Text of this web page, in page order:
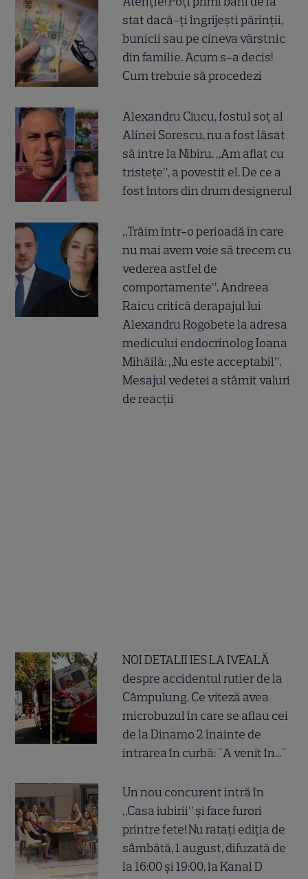
stat dacă-ți îngrijești părinții,
bunicii sau pe cineva vârstnic
din familie. Acum s-a decis!
Cum trebuie să procedezi
Alexandru Ciucu, fostul soț al
Alinei Sorescu, nu a fost lăsat
să intre la Nibiru. „Am aflat cu
tristețe”, a povestit el. De ce a
fost întors din drum designerul
„Trăim într-o perioadă în care
nu mai avem voie să trecem cu
vederea astfel de
comportamente”. Andreea
Raicu critică derapajul lui
Alexandru Rogobete la adresa
medicului endocrinolog Ioana
Mihăilă: „Nu este acceptabil”.
Mesajul vedetei a stârnit valuri
de reacții
NOI DETALII IES LA IVEALĂ
despre accidentul rutier de la
Câmpulung. Ce viteză avea
microbuzul în care se aflau cei
de la Dinamo 2 înainte de
intrarea în curbă: "A venit în..."
Un nou concurent intră în
„Casa iubirii” și face furori
printre fete! Nu ratați ediția de
sâmbătă, 1 august, difuzată de
la 16:00 și 19:00, la Kanal D